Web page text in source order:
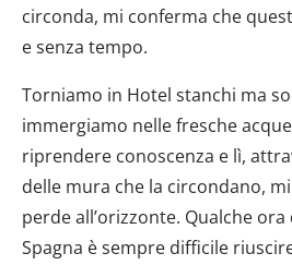
circonda, mi conferma che
e senza tempo.
Torniamo in Hotel stanchi ma
immergiamo nelle fresche
riprendere conoscenza e lì,
delle mura che la circondano,
perde all’orizzonte. Qualche
Spagna è sempre difficile